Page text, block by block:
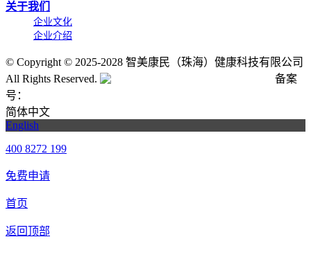
关于我们
企业文化
企业介绍
© Copyright © 2025-2028 智美康民（珠海）健康科技有限公司
All Rights Reserved.
备案
号：
简体中文
English
400 8272 199
免费申请
首页
返回顶部